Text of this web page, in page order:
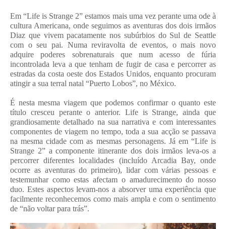
Em “Life is Strange 2” estamos mais uma vez perante uma ode à
cultura Americana, onde seguimos as aventuras dos dois irmãos
Diaz que vivem pacatamente nos subúrbios do Sul de Seattle
com o seu pai. Numa reviravolta de eventos, o mais novo
adquire poderes sobrenaturais que num acesso de fúria
incontrolada leva a que tenham de fugir de casa e percorrer as
estradas da costa oeste dos Estados Unidos, enquanto procuram
atingir a sua terral natal “Puerto Lobos”, no México.
É nesta mesma viagem que podemos confirmar o quanto este
título cresceu perante o anterior. Life is Strange, ainda que
grandiosamente detalhado na sua narrativa e com interessantes
componentes de viagem no tempo, toda a sua acção se passava
na mesma cidade com as mesmas personagens. Já em “Life is
Strange 2” a componente itinerante dos dois irmãos leva-os a
percorrer diferentes localidades (incluído Arcadia Bay, onde
ocorre as aventuras do primeiro), lidar com várias pessoas e
testemunhar como estas afectam o amadurecimento do nosso
duo. Estes aspectos levam-nos a absorver uma experiência que
facilmente reconhecemos como mais ampla e com o sentimento
de “não voltar para trás”.